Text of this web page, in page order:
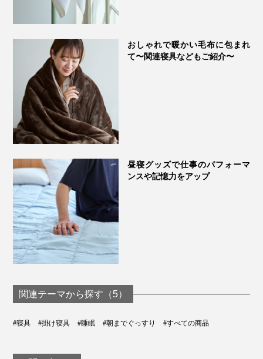
おしゃれで暖かい毛布に包まれ
て〜関連寝具などもご紹介〜
昼寝グッズで仕事のパフォーマ
ンスや記憶力をアップ
関連テーマから探す（5）
#寝具 #掛け寝具 #睡眠 #朝までぐっすり #すべての商品